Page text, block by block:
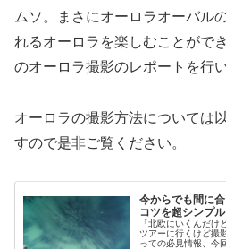
ムソ。まさにオーロラオーバル
れるオーロラを楽しむことがで
のオーロラ撮影のレポートを行い
オーロラの撮影方法については
すので是非ご覧ください。
今からでも間に
コツを超シンプル
「北欧にいくんだけ
ツアーに行くけど撮
っての必見情報、今